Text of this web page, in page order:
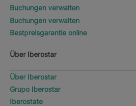
Buchungen verwalten
Buchungen verwalten
Bestpreisgarantie online
Über Iberostar
Über Iberostar
Grupo Iberostar
Iberostate